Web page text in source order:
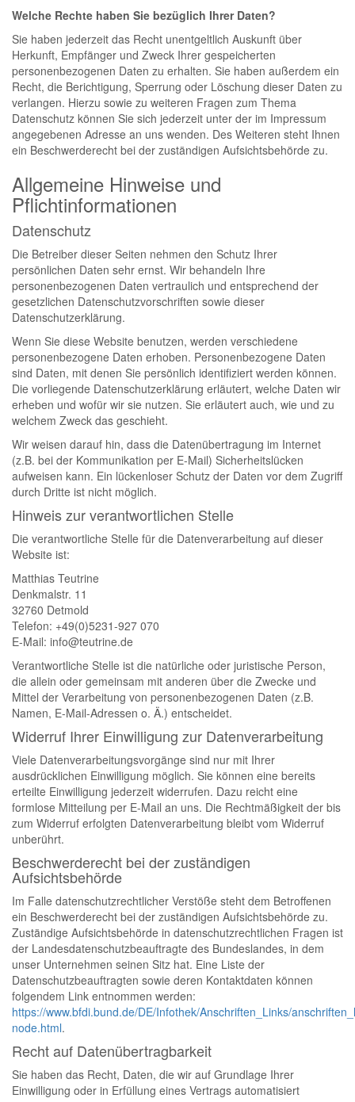
Welche Rechte haben Sie bezüglich Ihrer Daten?
Sie haben jederzeit das Recht unentgeltlich Auskunft über
Herkunft, Empfänger und Zweck Ihrer gespeicherten
personenbezogenen Daten zu erhalten. Sie haben außerdem ein
Recht, die Berichtigung, Sperrung oder Löschung dieser Daten zu
verlangen. Hierzu sowie zu weiteren Fragen zum Thema
Datenschutz können Sie sich jederzeit unter der im Impressum
angegebenen Adresse an uns wenden. Des Weiteren steht Ihnen
ein Beschwerderecht bei der zuständigen Aufsichtsbehörde zu.
Allgemeine Hinweise und
Pflichtinformationen
Datenschutz
Die Betreiber dieser Seiten nehmen den Schutz Ihrer
persönlichen Daten sehr ernst. Wir behandeln Ihre
personenbezogenen Daten vertraulich und entsprechend der
gesetzlichen Datenschutzvorschriften sowie dieser
Datenschutzerklärung.
Wenn Sie diese Website benutzen, werden verschiedene
personenbezogene Daten erhoben. Personenbezogene Daten
sind Daten, mit denen Sie persönlich identifiziert werden können.
Die vorliegende Datenschutzerklärung erläutert, welche Daten wir
erheben und wofür wir sie nutzen. Sie erläutert auch, wie und zu
welchem Zweck das geschieht.
Wir weisen darauf hin, dass die Datenübertragung im Internet
(z.B. bei der Kommunikation per E-Mail) Sicherheitslücken
aufweisen kann. Ein lückenloser Schutz der Daten vor dem Zugriff
durch Dritte ist nicht möglich.
Hinweis zur verantwortlichen Stelle
Die verantwortliche Stelle für die Datenverarbeitung auf dieser
Website ist:
Matthias Teutrine
Denkmalstr. 11
32760 Detmold
Telefon: +49(0)5231-927 070
E-Mail: info@teutrine.de
Verantwortliche Stelle ist die natürliche oder juristische Person,
die allein oder gemeinsam mit anderen über die Zwecke und
Mittel der Verarbeitung von personenbezogenen Daten (z.B.
Namen, E-Mail-Adressen o. Ä.) entscheidet.
Widerruf Ihrer Einwilligung zur Datenverarbeitung
Viele Datenverarbeitungsvorgänge sind nur mit Ihrer
ausdrücklichen Einwilligung möglich. Sie können eine bereits
erteilte Einwilligung jederzeit widerrufen. Dazu reicht eine
formlose Mitteilung per E-Mail an uns. Die Rechtmäßigkeit der bis
zum Widerruf erfolgten Datenverarbeitung bleibt vom Widerruf
unberührt.
Beschwerderecht bei der zuständigen
Aufsichtsbehörde
Im Falle datenschutzrechtlicher Verstöße steht dem Betroffenen
ein Beschwerderecht bei der zuständigen Aufsichtsbehörde zu.
Zuständige Aufsichtsbehörde in datenschutzrechtlichen Fragen ist
der Landesdatenschutzbeauftragte des Bundeslandes, in dem
unser Unternehmen seinen Sitz hat. Eine Liste der
Datenschutzbeauftragten sowie deren Kontaktdaten können
folgendem Link entnommen werden:
https://www.bfdi.bund.de/DE/Infothek/Anschriften_Links/
node.html.
Recht auf Datenübertragbarkeit
Sie haben das Recht, Daten, die wir auf Grundlage Ihrer
Einwilligung oder in Erfüllung eines Vertrags automatisiert